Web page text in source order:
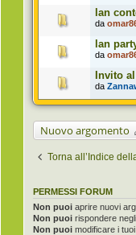
lan
da
lan
da
Invito
da
Nuovo argomento
Torna all’Indice
PERMESSI FORUM
Non puoi aprire nuovi
Non puoi rispondere
Non puoi modificare i